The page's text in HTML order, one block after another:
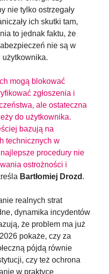
nie tylko ostrzegały
ich skutki tam,
to jednak faktu, że
nie są w
użytkownika.
mogą blokować
zgłoszenia i
ale ostateczna
do użytkownika.
bazują na
technicznych w
procedury nie
ostrożności i
Bartłomiej Drozd .
realnych strat
dynamika incydentów
że problem ma już
pokaże, czy za
pójdą równie
czy też ochrona
w praktyce